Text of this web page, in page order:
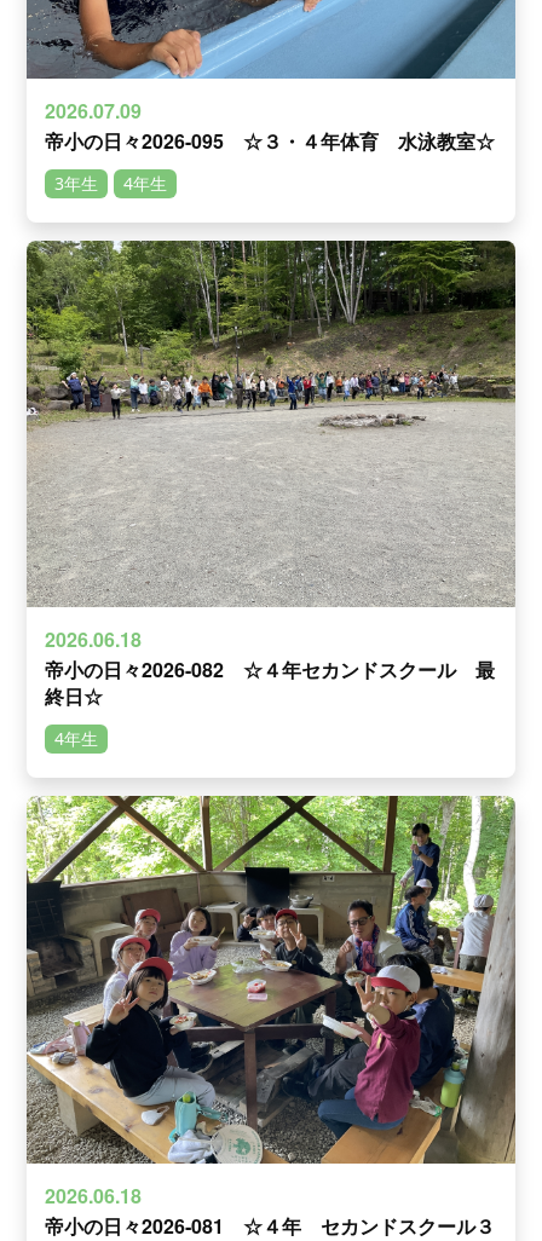
2026.07.09
帝小の日々2026-095 ☆３・４年体育 水泳教室☆
3年生 4年生
2026.06.18
帝小の日々2026-082 ☆４年セカンドスクール 最
終日☆
4年生
2026.06.18
帝小の日々2026‐081 ☆４年 セカンドスクール３